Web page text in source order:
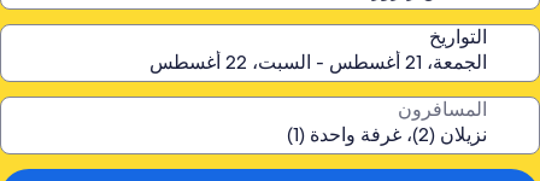
التواريخ
المسافرون